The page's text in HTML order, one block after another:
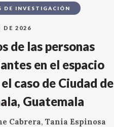
DE INVESTIGACIÓN
DE 2026
de las personas
en el espacio
caso de Ciudad de
Guatemala
Cabrera, Tania Espinosa